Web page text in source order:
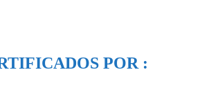
POR :